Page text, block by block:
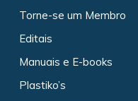
Torne-se um Membro
Editais
Manuais e E-books
Plastiko’s